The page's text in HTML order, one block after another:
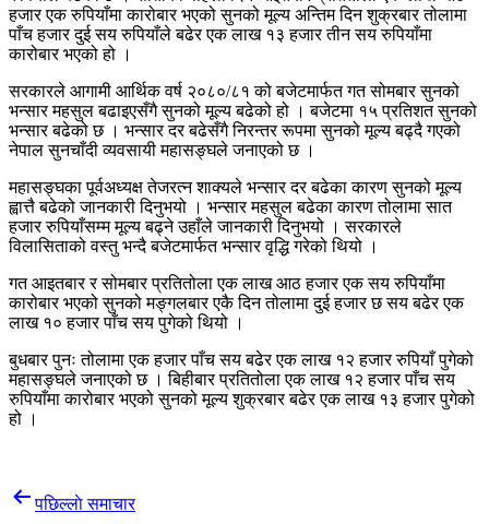
हजार एक रुपियाँमा कारोबार भएको सुनको मूल्य अन्तिम दिन शुक्रबार तोलामा
पाँच हजार दुई सय रुपियाँले बढेर एक लाख १३ हजार तीन सय रुपियाँमा
कारोबार भएको हो ।
सरकारले आगामी आर्थिक वर्ष २०८०/८१ को बजेटमार्फत गत सोमबार सुनको
भन्सार महसुल बढाइएसँगै सुनको मूल्य बढेको हो । बजेटमा १५ प्रतिशत सुनको
भन्सार बढेको छ । भन्सार दर बढेसँगै निरन्तर रूपमा सुनको मूल्य बढ्दै गएको
नेपाल सुनचाँदी व्यवसायी महासङ्घले जनाएको छ ।
महासङ्घका पूर्वअध्यक्ष तेजरत्न शाक्यले भन्सार दर बढेका कारण सुनको मूल्य
ह्वात्तै बढेको जानकारी दिनुभयो । भन्सार महसुल बढेका कारण तोलामा सात
हजार रुपियाँसम्म मूल्य बढ्ने उहाँले जानकारी दिनुभयो । सरकारले
विलासिताको वस्तु भन्दै बजेटमार्फत भन्सार वृद्धि गरेको थियो ।
गत आइतबार र सोमबार प्रतितोला एक लाख आठ हजार एक सय रुपियाँमा
कारोबार भएको सुनको मङ्गलबार एकै दिन तोलामा दुई हजार छ सय बढेर एक
लाख १० हजार पाँच सय पुगेको थियो ।
बुधबार पुनः तोलामा एक हजार पाँच सय बढेर एक लाख १२ हजार रुपियाँ पुगेको
महासङ्घले जनाएको छ । बिहीबार प्रतितोला एक लाख १२ हजार पाँच सय
रुपियाँमा कारोबार भएको सुनको मूल्य शुक्रबार बढेर एक लाख १३ हजार पुगेको
हो ।
Postपछिल्लाे समाचार